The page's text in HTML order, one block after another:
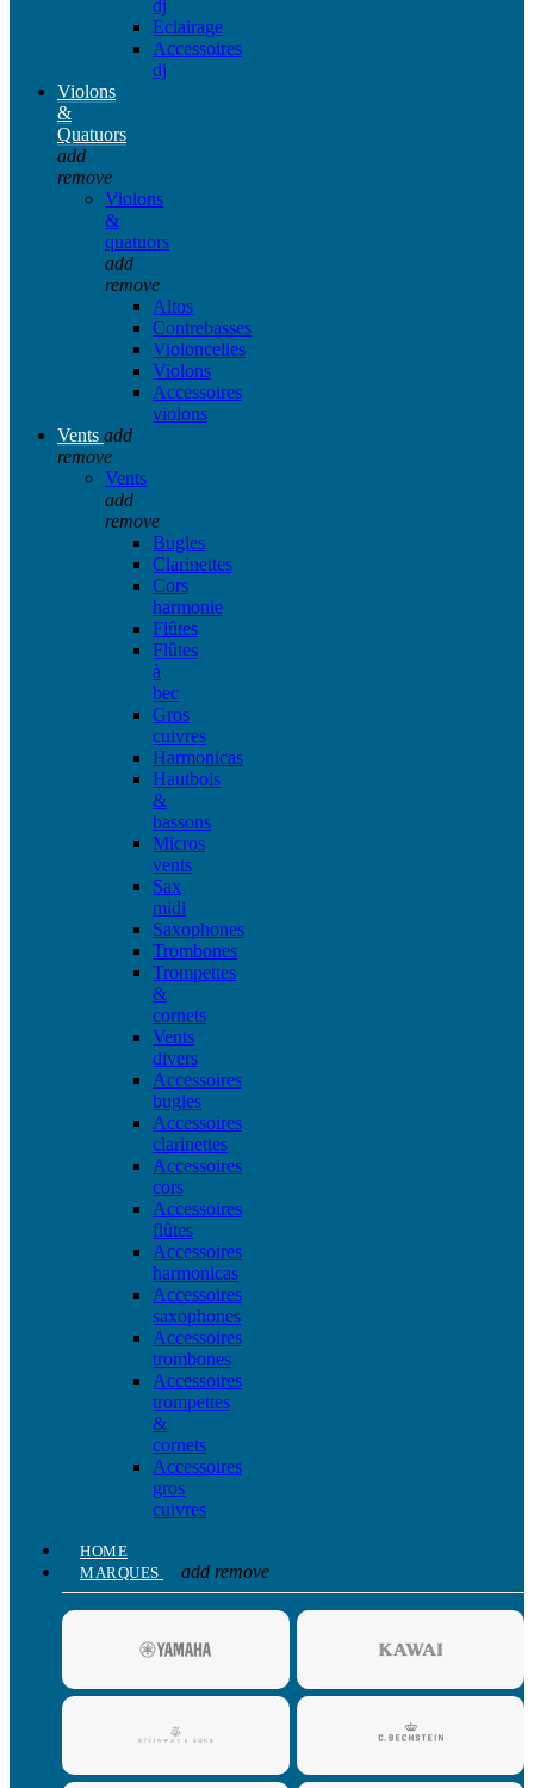
dj
Eclairage
Accessoires
dj
Violons
&
Quatuors
add
remove
Violons
&
quatuors
add
remove
Altos
Contrebasses
Violoncelles
Violons
Accessoires
violons
Vents add
remove
Vents
add
remove
Bugles
Clarinettes
Cors
harmonie
Flûtes
Flûtes
à
bec
Gros
cuivres
Harmonicas
Hautbois
&
bassons
Micros
vents
Sax
midi
Saxophones
Trombones
Trompettes
&
cornets
Vents
divers
Accessoires
bugles
Accessoires
clarinettes
Accessoires
cors
Accessoires
flûtes
Accessoires
harmonicas
Accessoires
saxophones
Accessoires
trombones
Accessoires
trompettes
&
cornets
Accessoires
gros
cuivres
HOME
MARQUES
add remove